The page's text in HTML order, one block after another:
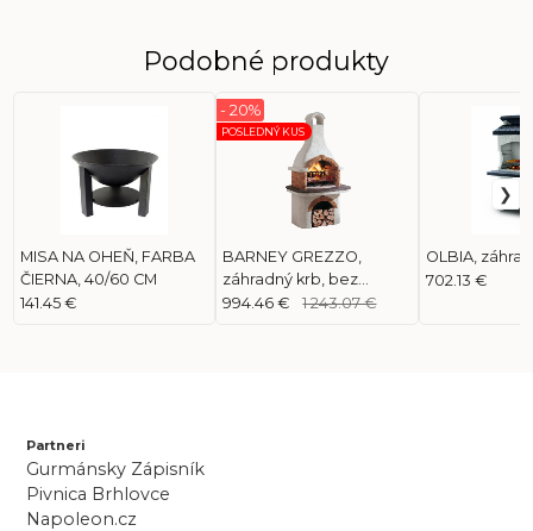
Podobné produkty
MISA NA OHEŇ, FARBA
ČIERNA, 40/60 CM
141.45 €
BARNEY GREZZO,
záhradný krb, bez
náteru
POSLEDNÝ KUS
- 20%
994.46 € 1 243.07 €
OLBIA,
702.13 €
Partneri
Gurmánsky Zápisník
Pivnica Brhlovce
Napoleon.cz